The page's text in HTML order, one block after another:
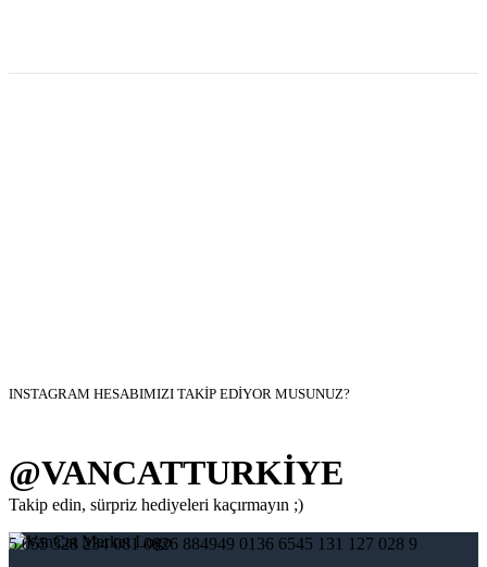
INSTAGRAM HESABIMIZI TAKİP EDİYOR MUSUNUZ?
@VANCATTURKİYE
Takip edin, sürpriz hediyeleri kaçırmayın ;)
5 055 328 234 081 0826 884949 0136 6545 1 31 1 27 028 9